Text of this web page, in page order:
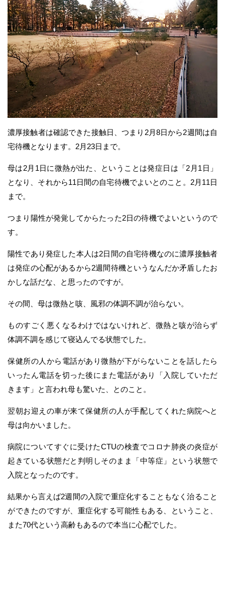
濃厚接触者は確認できた接触日、つまり2月8日から2週間は自
宅待機となります。2月23日まで。
母は2月1日に微熱が出た、ということは発症日は「2月1日」
となり、それから11日間の自宅待機でよいとのこと。2月11日
まで。
つまり陽性が発覚してからたった2日の待機でよいというので
す。
陽性であり発症した本人は2日間の自宅待機なのに濃厚接触者
は発症の心配があるから2週間待機というなんだか矛盾したお
かしな話だな、と思ったのですが。
その間、母は微熱と咳、風邪の体調不調が治らない。
ものすごく悪くなるわけではないけれど、微熱と咳が治らず
体調不調を感じて寝込んでる状態でした。
保健所の人から電話があり微熱が下がらないことを話したら
いったん電話を切った後にまた電話があり「入院していただ
きます」と言われ母も驚いた、とのこと。
翌朝お迎えの車が来て保健所の人が手配してくれた病院へと
母は向かいました。
病院についてすぐに受けたCTUの検査でコロナ肺炎の炎症が
起きている状態だと判明しそのまま「中等症」という状態で
入院となったのです。
結果から言えば2週間の入院で重症化することもなく治ること
ができたのですが、重症化する可能性もある、ということ、
また70代という高齢もあるので本当に心配でした。